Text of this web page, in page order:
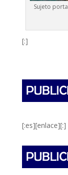
Sujeto
[:]
[:es][enlace][:]